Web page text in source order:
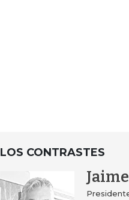
LOS CONTRASTES